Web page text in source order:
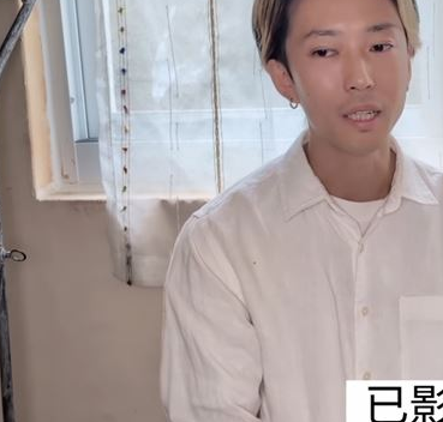
豚北市可放颱風假？蔣萬安這樣說 10:35
消防博物館回歸！古蹟結合XR防災體驗 10:34
車過彎失控！「砲彈式」猛撞工廠大門 10:34
恩嗆「不跟陳時中道歉！」她示警1事 10:32
國道3車追撞！占內線…回堵約5公里 10:28
券開獎直播中 20:31
三立+24小時直播 15:27